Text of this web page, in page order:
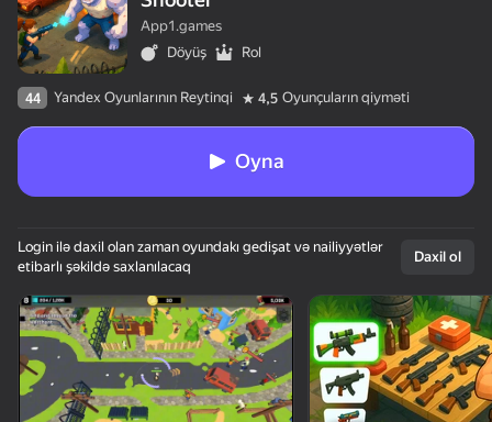
App1.games
Döyüş
Rol
44 Yandex Oyunlarının Reytinqi 4,5 Oyunçuların qiyməti
Oyna
Login ilə daxil olan zaman oyundakı gedişat və nailiyyətlər
etibarlı şəkildə saxlanılacaq
Daxil ol